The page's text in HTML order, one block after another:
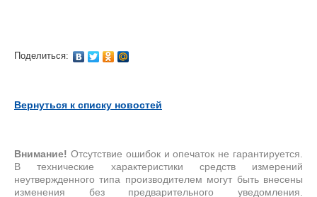
Поделиться:
Вернуться к списку новостей
Внимание! Отсутствие ошибок и опечаток не гарантируется.
В технические характеристики средств измерений
неутвержденного типа производителем могут быть внесены
изменения без предварительного уведомления.